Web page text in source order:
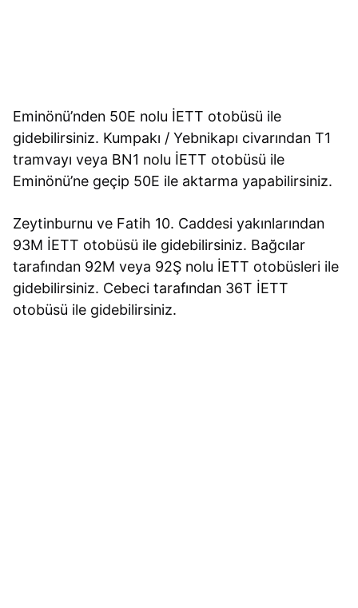
Eminönü’nden 50E nolu İETT otobüsü ile
gidebilirsiniz. Kumpakı / Yebnikapı civarından T1
tramvayı veya BN1 nolu İETT otobüsü ile
Eminönü’ne geçip 50E ile aktarma yapabilirsiniz.
Zeytinburnu ve Fatih 10. Caddesi yakınlarından
93M İETT otobüsü ile gidebilirsiniz. Bağcılar
tarafından 92M veya 92Ş nolu İETT otobüsleri ile
gidebilirsiniz. Cebeci tarafından 36T İETT
otobüsü ile gidebilirsiniz.